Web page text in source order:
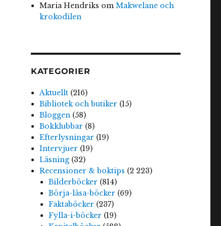
Maria Hendriks omMakwelane och
krokodilen
KATEGORIER
Aktuellt (216)
Bibliotek och butiker (15)
Bloggen (58)
Bokklubbar (8)
Efterlysningar (19)
Intervjuer (19)
Läsning (32)
Recensioner & boktips (2 223)
Bilderböcker (814)
Börja-läsa-böcker (69)
Faktaböcker (237)
Fylla-i-böcker (19)